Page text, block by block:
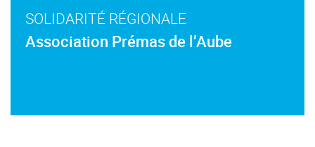
SOLIDARITÉ RÉGIONALE
Association Prémas de l’Aube